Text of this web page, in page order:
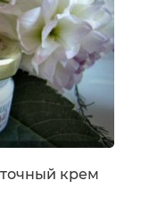
крем